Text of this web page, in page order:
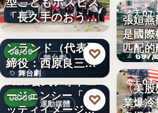
文字
「長久手のおう
ち」が愛知…
舞台劇
08/09
舞台劇
文字
株式会社青山メイ
ンランド（代表取
締役：西原良三）
特別協賛…
♡
運動媒體
08/09
MLB公式フォトエ
ージェンシー「ゲ
ッティイメージ
♡
今天
航空
697
張姮
是國
匹配
今天
美股
〈美
業爆